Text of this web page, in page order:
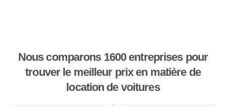
Nous comparons 1600 entreprises pour
trouver le meilleur prix en matière de
location de voitures